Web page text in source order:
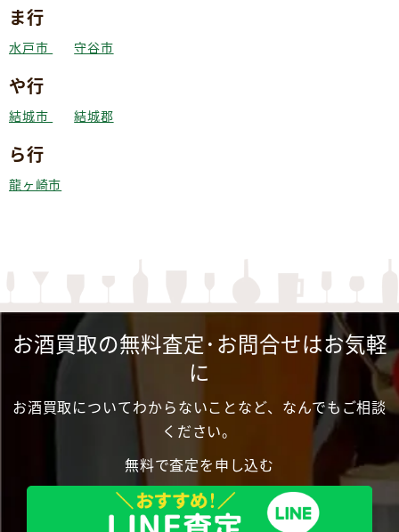
ま行
水戸市 守谷市
や行
結城市 結城郡
ら行
龍ヶ崎市
お酒買取の無料査定･お問合せはお気軽
に
お酒買取についてわからないことなど、なんでもご相談
ください。
無料で査定を申し込む